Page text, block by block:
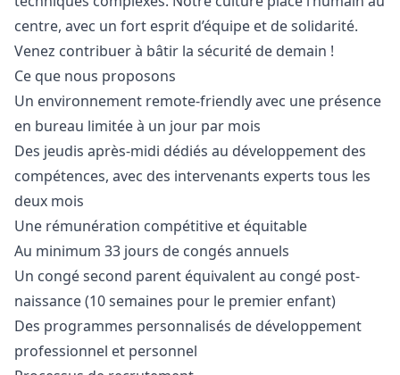
centre, avec un fort esprit d’équipe et de solidarité.
Venez contribuer à bâtir la sécurité de demain !
Ce que nous proposons
Un environnement remote-friendly avec une présence
en bureau limitée à un jour par mois
Des jeudis après-midi dédiés au développement des
compétences, avec des intervenants experts tous les
deux mois
Une rémunération compétitive et équitable
Au minimum 33 jours de congés annuels
Un congé second parent équivalent au congé post-
naissance (10 semaines pour le premier enfant)
Des programmes personnalisés de développement
professionnel et personnel